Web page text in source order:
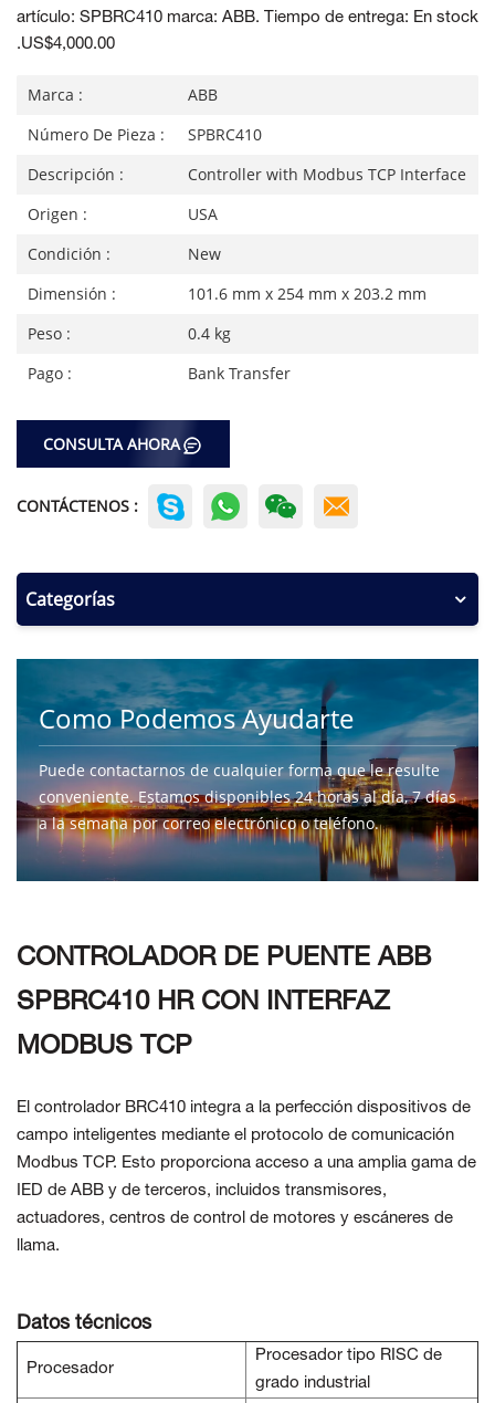
artículo: SPBRC410 marca: ABB. Tiempo de entrega: En stock
.US$4,000.00
Marca :
ABB
Número De Pieza :
SPBRC410
Descripción :
Controller with Modbus TCP Interface
Origen :
USA
Condición :
New
Dimensión :
101.6 mm x 254 mm x 203.2 mm
Peso :
0.4 kg
Pago :
Bank Transfer
CONSULTA AHORA
CONTÁCTENOS :
Categorías
Como Podemos Ayudarte
Puede contactarnos de cualquier forma que le resulte
conveniente. Estamos disponibles 24 horas al día, 7 días
a la semana por correo electrónico o teléfono.
CONTÁCTENOS
CONTROLADOR DE PUENTE ABB
SPBRC410 HR CON INTERFAZ
MODBUS TCP
El controlador BRC410 integra a la perfección dispositivos de
campo inteligentes mediante el protocolo de comunicación
Modbus TCP. Esto proporciona acceso a una amplia gama de
IED de ABB y de terceros, incluidos transmisores,
actuadores, centros de control de motores y escáneres de
llama.
Datos técnicos
Procesador
Procesador tipo RISC de
grado industrial